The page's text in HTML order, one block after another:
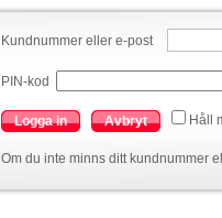
Kundnummer eller e-post
PIN-kod
Logga in Avbryt Håll
Om du inte minns ditt kundnummer